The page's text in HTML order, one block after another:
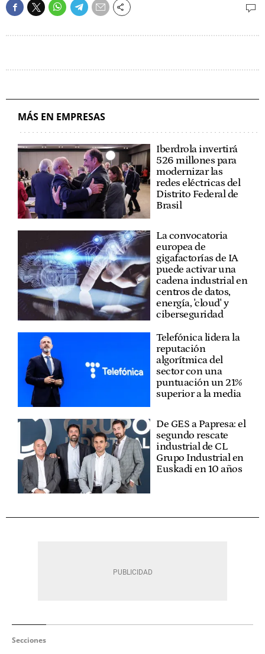
MÁS EN EMPRESAS
Iberdrola invertirá
526 millones para
modernizar las
redes eléctricas del
Distrito Federal de
Brasil
La convocatoria
europea de
gigafactorías de IA
puede activar una
cadena industrial en
centros de datos,
energía, 'cloud' y
ciberseguridad
Telefónica lidera la
reputación
algorítmica del
sector con una
puntuación un 21%
superior a la media
De GES a Papresa: el
segundo rescate
industrial de CL
Grupo Industrial en
Euskadi en 10 años
Secciones